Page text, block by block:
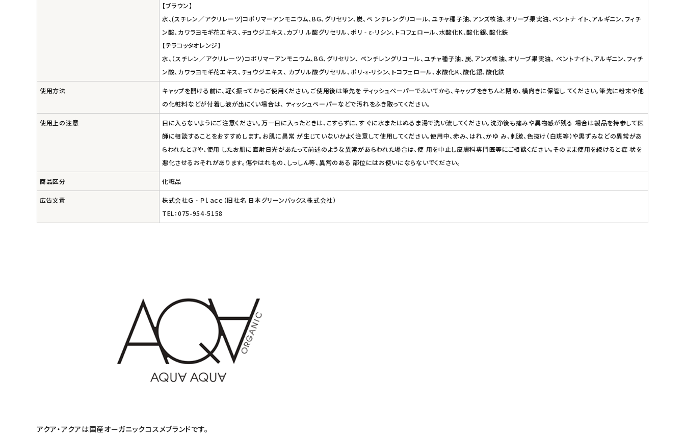
コラム・スタッフのおすすめ
ログイン person 会員登録
【ブラウン】
水、(スチレン／アクリレーツ)コポリマーアンモニウム、BG、グリセリン、炭、ペ ンチレングリコール、ユチャ種子油、アンズ核油、オリーブ果実油、ベントナ イト、アルギニン、フィチ
ン酸、カワラヨモギ花エキス、チョウジエキス、カプリ ル酸グリセリル、ポリ‐ε-リシン、トコフェロール、水酸化K、酸化銀、酸化鉄
【テラコッタオレンジ】
水、（スチレン／アクリレーツ）コポリマーアンモニウム、BG、グリセリン、 ペンチレングリコール、ユチャ種子油、炭、アンズ核油、オリーブ果実油、 ベントナイト、アルギニン、フィチ
ン酸、カワラヨモギ花エキス、チョウジエキス、 カプリル酸グリセリル、ポリ-ε-リシン、トコフェロール、水酸化K、酸化銀、酸化鉄
使用方法
キャップを開ける前に、軽く振ってからご使用ください。ご使用後は筆先を ティッシュペーパーでふいてから、キャップをきちんと閉め、横向きに保管し てください。筆先に粉末や他
の化粧料などが付着し液が出にくい場合は、 ティッシュペーパーなどで汚れをふき取ってください。
使用上の注意
目に入らないようにご注意ください。万一目に入ったときは、こすらずに、す ぐに水またはぬるま湯で洗い流してください。洗浄後も痛みや異物感が残る 場合は製品を持参して医
師に相談することをおすすめします。お肌に異常 が生じていないかよく注意して使用してください。使用中、赤み、はれ、かゆ み、刺激、色抜け（白斑等）や黒ずみなどの異常があ
らわれたときや、使用 したお肌に直射日光があたって前述のような異常があらわれた場合は、使 用を中止し皮膚科専門医等にご相談ください。そのまま使用を続けると症 状を
悪化させるおそれがあります。傷やはれもの、しっしん等、異常のある 部位にはお使いにならないでください。
商品区分 化粧品
広告文責
株式会社Ｇ‐Ｐｌａｃｅ（旧社名 日本グリーンパックス株式会社）
TEL：075-954-5158
アクア・アクアは国産オーガニックコスメブランドです。